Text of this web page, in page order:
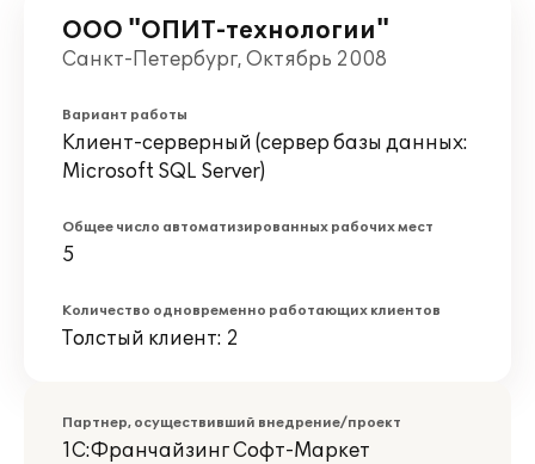
ООО "ОПИТ-технологии"
Санкт-Петербург, Октябрь 2008
Вариант работы
Клиент-серверный (сервер базы данных:
Microsoft SQL Server)
Общее число автоматизированных рабочих мест
5
Количество одновременно работающих клиентов
Толстый клиент: 2
Партнер, осуществивший внедрение/проект
1С:Франчайзинг Софт-Маркет